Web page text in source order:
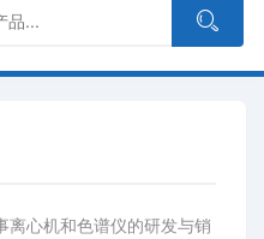
离心机和色谱仪的研发与销